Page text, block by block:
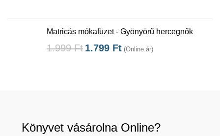
Matricás mókafüzet - Gyönyörű hercegnők
1.999Ft 1.799 Ft (Online ár)
Könyvet vásárolna Online?